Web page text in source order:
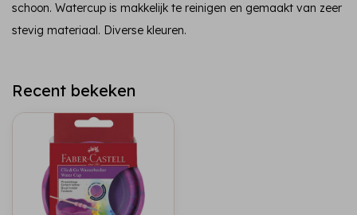
schoon. Watercup is makkelijk te reinigen en gemaakt van zeer
stevig materiaal. Diverse kleuren.
Recent bekeken